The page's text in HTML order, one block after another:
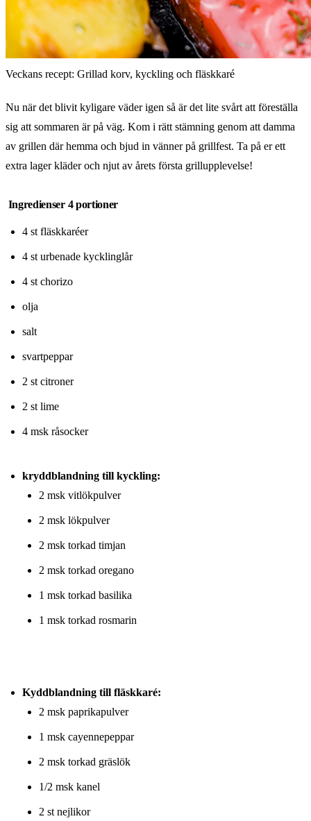
Veckans recept: Grillad korv, kyckling och fläskkaré
Nu när det blivit kyligare väder igen så är det lite svårt att föreställa
sig att sommaren är på väg. Kom i rätt stämning genom att damma
av grillen där hemma och bjud in vänner på grillfest. Ta på er ett
extra lager kläder och njut av årets första grillupplevelse!
Ingredienser 4 portioner
4 st fläskkaréer
4 st urbenade kycklinglår
4 st chorizo
olja
salt
svartpeppar
2 st citroner
2 st lime
4 msk råsocker
kryddblandning till kyckling:
2 msk vitlökpulver
2 msk lökpulver
2 msk torkad timjan
2 msk torkad oregano
1 msk torkad basilika
1 msk torkad rosmarin
Kyddblandning till fläskkaré:
2 msk paprikapulver
1 msk cayennepeppar
2 msk torkad gräslök
1/2 msk kanel
2 st nejlikor